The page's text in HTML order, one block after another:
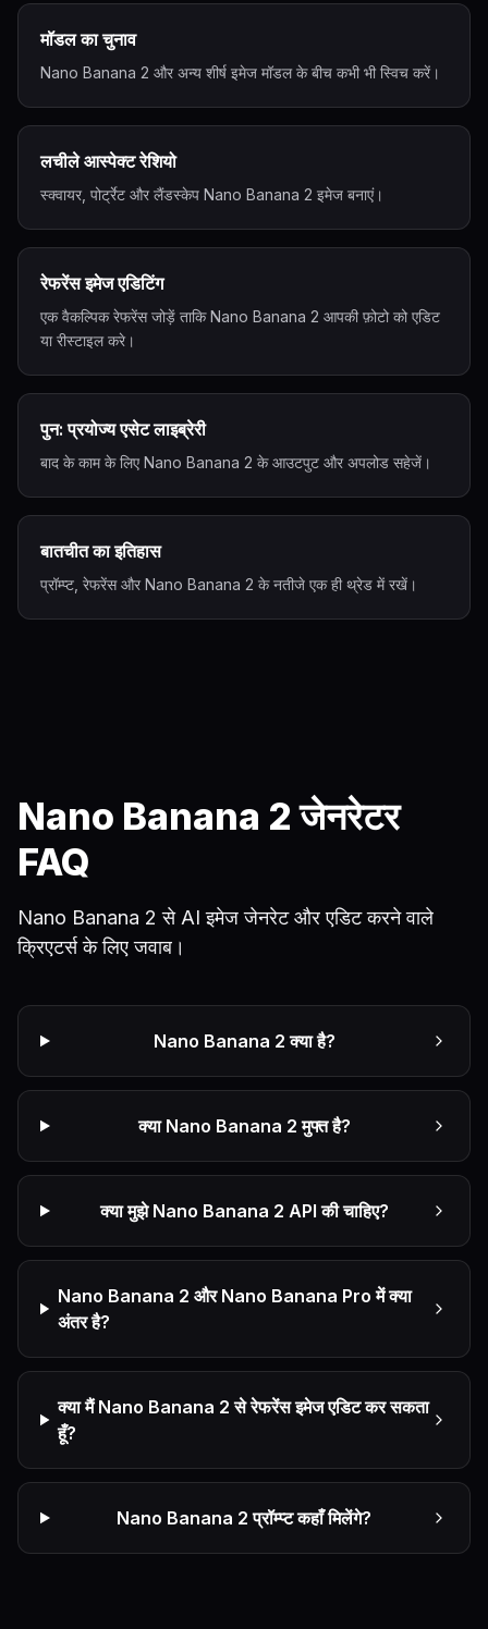
मॉडल का चुनाव
Nano Banana 2 और अन्य शीर्ष इमेज मॉडल के बीच कभी भी स्विच करें।
लचीले आस्पेक्ट रेशियो
स्क्वायर, पोर्ट्रेट और लैंडस्केप Nano Banana 2 इमेज बनाएं।
रेफरेंस इमेज एडिटिंग
एक वैकल्पिक रेफरेंस जोड़ें ताकि Nano Banana 2 आपकी फ़ोटो को एडिट
या रीस्टाइल करे।
पुन: प्रयोज्य एसेट लाइब्रेरी
बाद के काम के लिए Nano Banana 2 के आउटपुट और अपलोड सहेजें।
बातचीत का इतिहास
प्रॉम्प्ट, रेफरेंस और Nano Banana 2 के नतीजे एक ही थ्रेड में रखें।
Nano Banana 2 जेनरेटर
FAQ
Nano Banana 2 से AI इमेज जेनरेट और एडिट करने वाले
क्रिएटर्स के लिए जवाब।
Nano Banana 2 क्या है?
क्या Nano Banana 2 मुफ्त है?
क्या मुझे Nano Banana 2 API की चाहिए?
Nano Banana 2 और Nano Banana Pro में क्या
अंतर है?
क्या मैं Nano Banana 2 से रेफरेंस इमेज एडिट कर सकता
हूँ?
Nano Banana 2 प्रॉम्प्ट कहाँ मिलेंगे?